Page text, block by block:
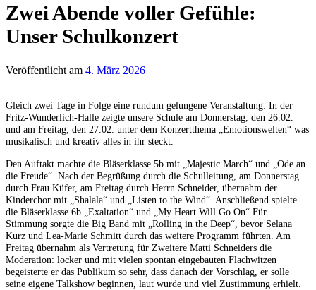
Zwei Abende voller Gefühle:
Unser Schulkonzert
Veröffentlicht am 4. März 2026
Gleich zwei Tage in Folge eine rundum gelungene Veranstaltung: In der
Fritz-Wunderlich-Halle zeigte unsere Schule am Donnerstag, den 26.02.
und am Freitag, den 27.02. unter dem Konzertthema „Emotionswelten“ was
musikalisch und kreativ alles in ihr steckt.
Den Auftakt machte die Bläserklasse 5b mit „Majestic March“ und „Ode an
die Freude“. Nach der Begrüßung durch die Schulleitung, am Donnerstag
durch Frau Küfer, am Freitag durch Herrn Schneider, übernahm der
Kinderchor mit „Shalala“ und „Listen to the Wind“. Anschließend spielte
die Bläserklasse 6b „Exaltation“ und „My Heart Will Go On“ Für
Stimmung sorgte die Big Band mit „Rolling in the Deep“, bevor Selana
Kurz und Lea-Marie Schmitt durch das weitere Programm führten. Am
Freitag übernahm als Vertretung für Zweitere Matti Schneiders die
Moderation: locker und mit vielen spontan eingebauten Flachwitzen
begeisterte er das Publikum so sehr, dass danach der Vorschlag, er solle
seine eigene Talkshow beginnen, laut wurde und viel Zustimmung erhielt.